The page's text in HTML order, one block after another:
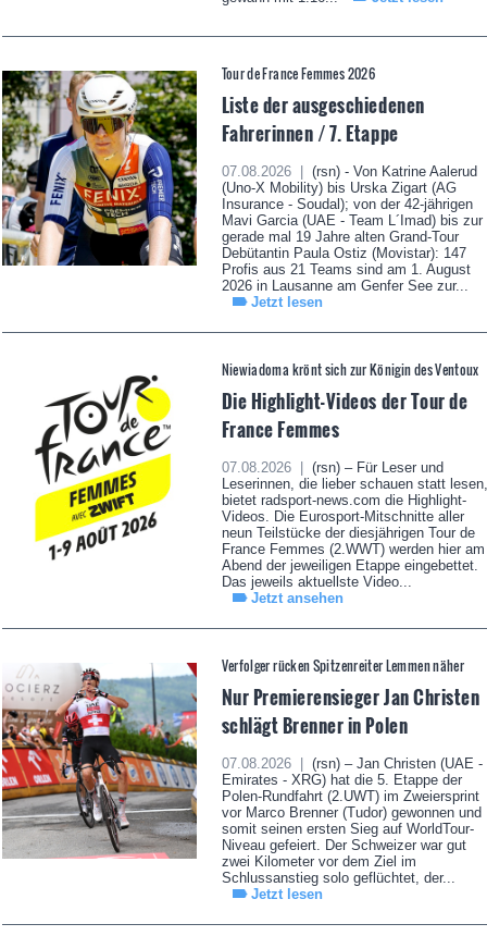
Tour de France Femmes 2026
Liste der ausgeschiedenen
Fahrerinnen / 7. Etappe
07.08.2026 |
(rsn) - Von Katrine Aalerud
(Uno-X Mobility) bis Urska Zigart (AG
Insurance - Soudal); von der 42-jährigen
Mavi Garcia (UAE - Team L´Imad) bis zur
gerade mal 19 Jahre alten Grand-Tour
Debütantin Paula Ostiz (Movistar): 147
Profis aus 21 Teams sind am 1. August
2026 in Lausanne am Genfer See zur...
Jetzt lesen
Niewiadoma krönt sich zur Königin des Ventoux
Die Highlight-Videos der Tour de
France Femmes
07.08.2026 |
(rsn) – Für Leser und
Leserinnen, die lieber schauen statt lesen,
bietet radsport-news.com die Highlight-
Videos. Die Eurosport-Mitschnitte aller
neun Teilstücke der diesjährigen Tour de
France Femmes (2.WWT) werden hier am
Abend der jeweiligen Etappe eingebettet.
Das jeweils aktuellste Video...
Jetzt ansehen
Verfolger rücken Spitzenreiter Lemmen näher
Nur Premierensieger Jan Christen
schlägt Brenner in Polen
07.08.2026 |
(rsn) – Jan Christen (UAE -
Emirates - XRG) hat die 5. Etappe der
Polen-Rundfahrt (2.UWT) im Zweiersprint
vor Marco Brenner (Tudor) gewonnen und
somit seinen ersten Sieg auf WorldTour-
Niveau gefeiert. Der Schweizer war gut
zwei Kilometer vor dem Ziel im
Schlussanstieg solo geflüchtet, der...
Jetzt lesen